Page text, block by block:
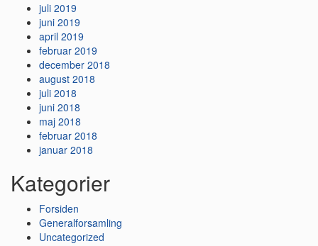
juli 2019
juni 2019
april 2019
februar 2019
december 2018
august 2018
juli 2018
juni 2018
maj 2018
februar 2018
januar 2018
Kategorier
Forsiden
Generalforsamling
Uncategorized